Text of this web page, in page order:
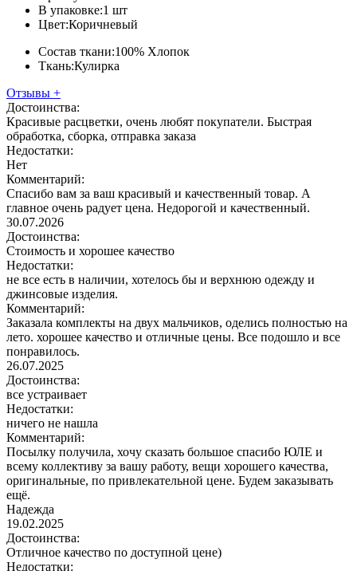
В упаковке:1 шт
Цвет:Коричневый
Состав ткани:100% Хлопок
Ткань:Кулирка
Отзывы +
Достоинства:
Красивые расцветки, очень любят покупатели. Быстрая
обработка, сборка, отправка заказа
Недостатки:
Нет
Комментарий:
Спасибо вам за ваш красивый и качественный товар. А
главное очень радует цена. Недорогой и качественный.
30.07.2026
Достоинства:
Стоимость и хорошее качество
Недостатки:
не все есть в наличии, хотелось бы и верхнюю одежду и
джинсовые изделия.
Комментарий:
Заказала комплекты на двух мальчиков, оделись полностью на
лето. хорошее качество и отличные цены. Все подошло и все
понравилось.
26.07.2025
Достоинства:
все устраивает
Недостатки:
ничего не нашла
Комментарий:
Посылку получила, хочу сказать большое спасибо ЮЛЕ и
всему коллективу за вашу работу, вещи хорошего качества,
оригинальные, по привлекательной цене. Будем заказывать
ещё.
Надежда
19.02.2025
Достоинства:
Отличное качество по доступной цене)
Недостатки: